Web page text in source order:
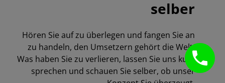
selber
Hören Sie auf zu überlegen und fangen Sie an
zu handeln, den Umsetzern gehört die Welt.
Was haben Sie zu verlieren, lassen Sie uns kurz
sprechen und schauen Sie selber, ob unser